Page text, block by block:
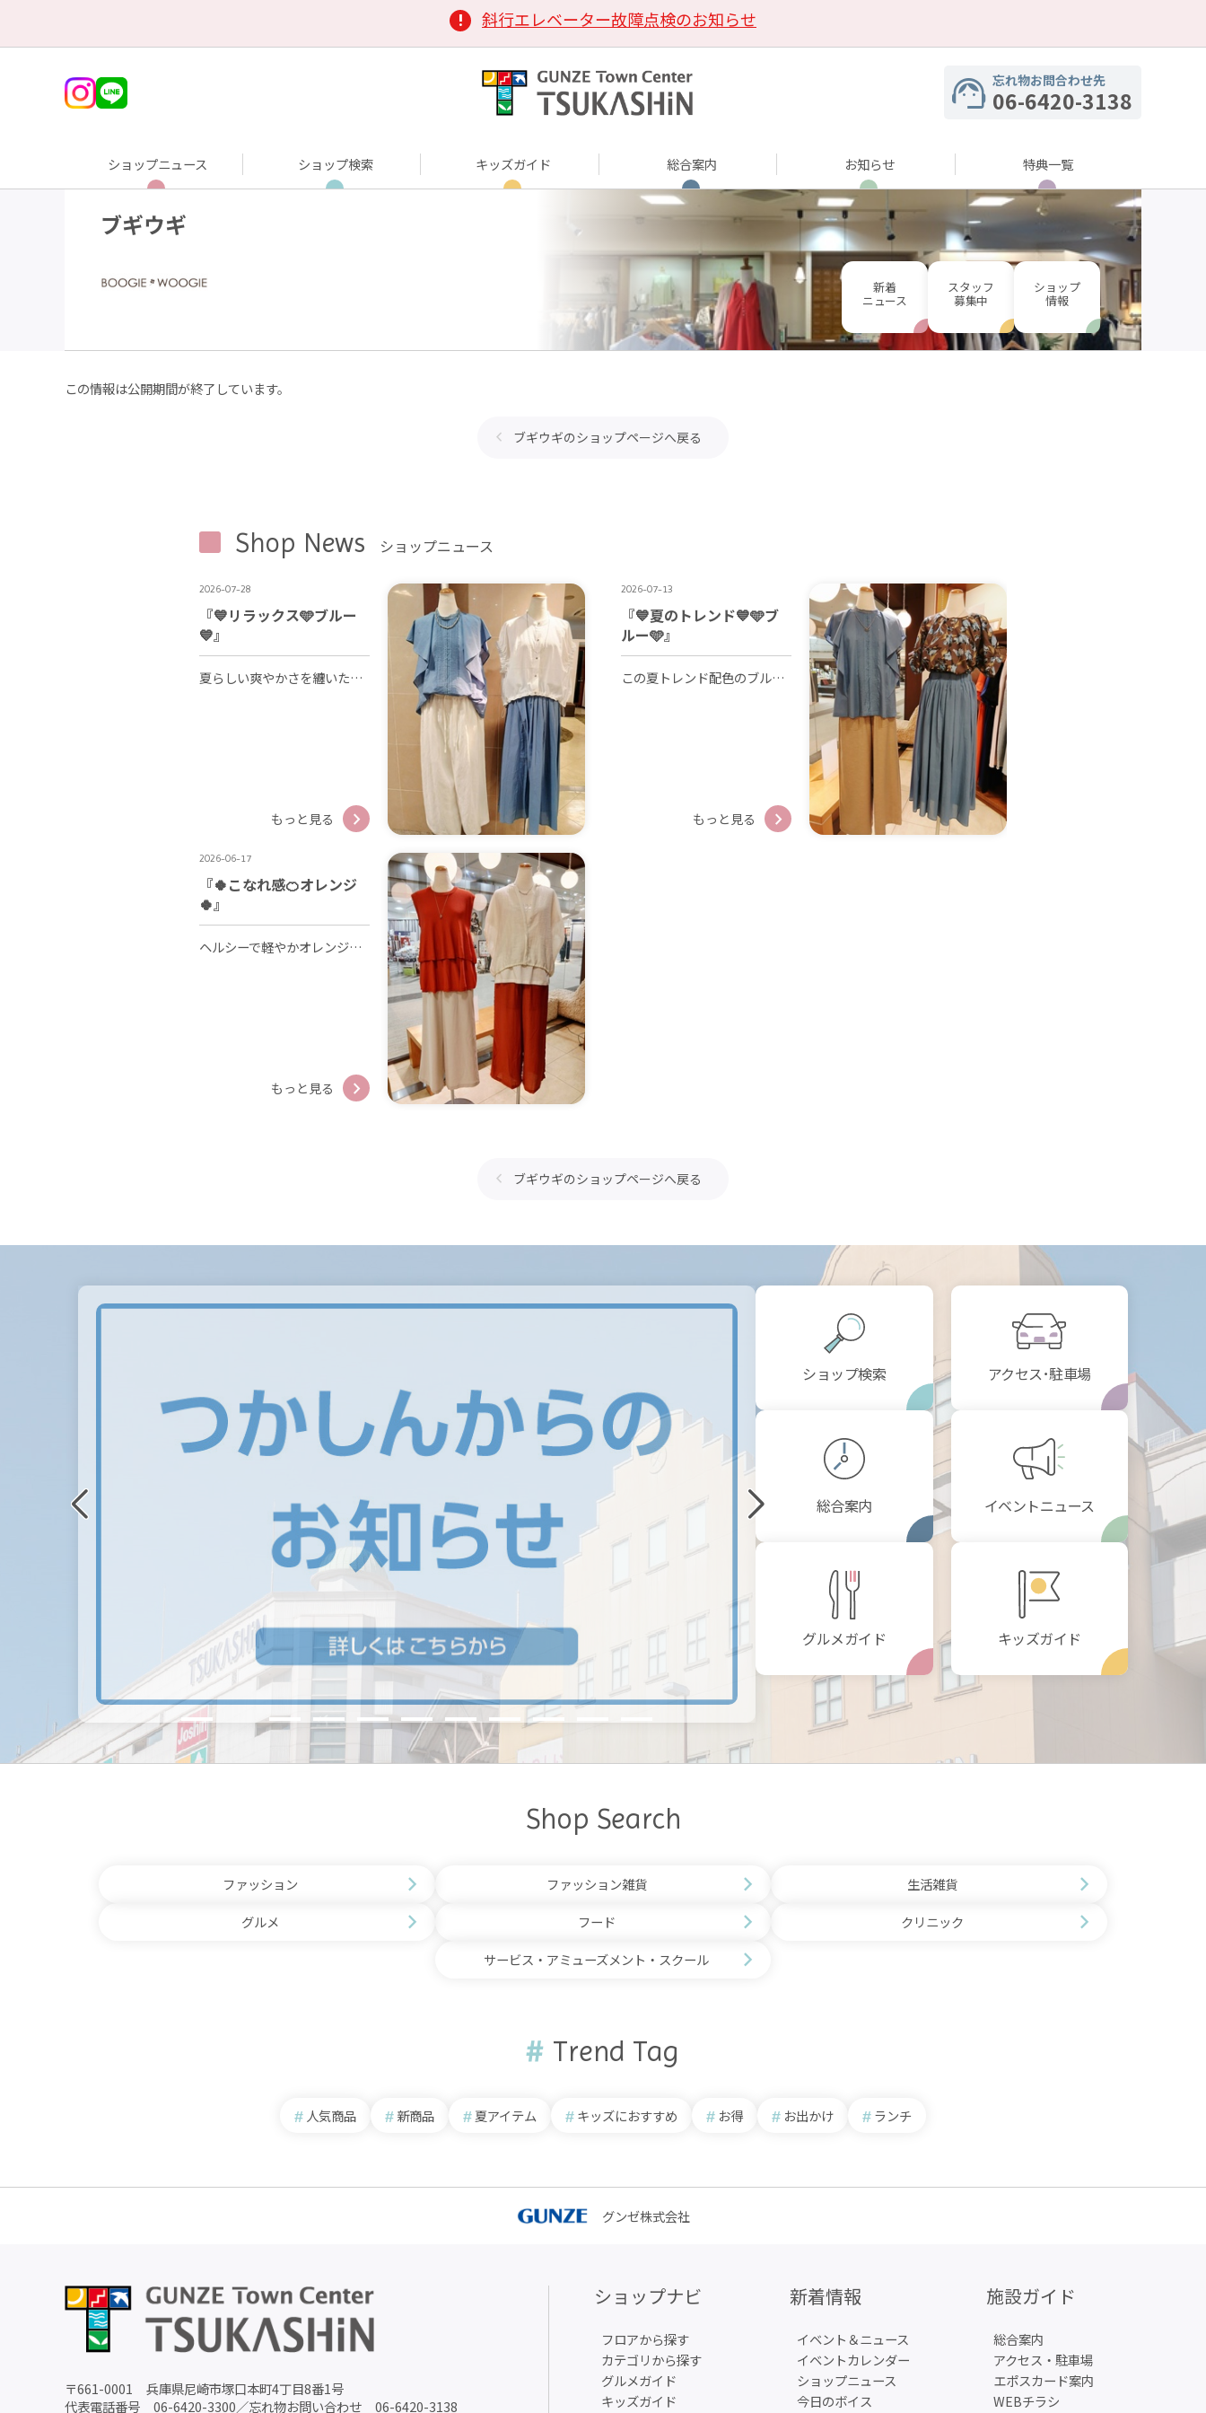
斜行エレベーター故障点検のお知らせ
忘れ物お問合わせ先
06-6420-3138
ショップニュース ショップ検索 キッズガイド 総合案内 お知らせ 特典一覧
ブギウギ
新着
ニュース
スタッフ
募集中
ショップ
情報
この情報は公開期間が終了しています。
ブギウギのショップページへ戻る
Shop News ショップニュース
2026-07-28
『💙リラックス🩵ブルー
💙』
夏らしい爽やかさを纏いたいリラックスブルーコーデ😉🩵 ゆったりしたシルエットや清涼感のある素材でまとめるのがポイント😊🍀 さわやかなブルーには白やベージュなどの ベーシックカラーと合わせることで 上品で心地よいスタイリングに仕上がります💙🕊💙
もっと見る
2026-07-13
『💙夏のトレンド💙🩵ブ
ルー🩵』
この夏トレンド配色のブルーとブラウンを合わせてキレイめ海外風スタイル😍💘 ブルー×ブラウンの最強配色で知的で落ち着いた雰囲気に仕上がります🩵🤎 他にもたくさんのブルーをお店でご用意しておりますので、ぜひチェックしてみてください💙🤍🩵
もっと見る
2026-06-17
『🍀こなれ感🍊オレンジ
🍀』
ヘルシーで軽やかオレンジで王道スタイルをGET😉💘 オレンジ×ホワイトの組み合わせは カジュアルになりすぎず、上品で華やかな着こなしになりますよ🍊🕊 オレンジカラーアイテムで差し色コーデもオシャレ🧡😊🧡
もっと見る
ブギウギのショップページへ戻る
ショップ検索 アクセス･駐車場
総合案内 イベントニュース
グルメガイド キッズガイド
Shop Search
ファッション ファッション雑貨
生活雑貨
グルメ
フード
クリニック
サービス・アミューズメント・スクール
Trend Tag
人気商品 新商品 夏アイテム キッズにおすすめ お得 お出かけ ランチ
グンゼ株式会社
〒661-0001
兵庫県尼崎市塚口本町4丁目8番1号
代表電話番号
06-6420-3300／忘れ物お問い合わせ 06-6420-3138
ショップナビ
フロアから探す
カテゴリから探す
グルメガイド
キッズガイド
新着情報
イベント＆ニュース
イベントカレンダー
ショップニュース
今日のボイス
施設ガイド
総合案内
アクセス・駐車場
エポスカード案内
WEBチラシ